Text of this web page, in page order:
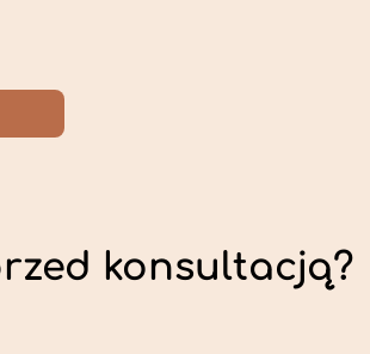
konsultacją?